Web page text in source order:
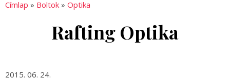
Címlap » Boltok » Optika
Rafting Optika
2015. 06. 24.